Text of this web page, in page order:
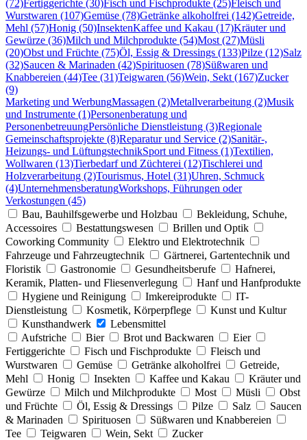
(72)Fertiggerichte (30)Fisch und Fischprodukte (25)Fleisch und
Wurstwaren (107)Gemüse (78)Getränke alkoholfrei (142)Getreide,
Mehl (57)Honig (50)InsektenKaffee und Kakau (17)Kräuter und
Gewürze (36)Milch und Milchprodukte (54)Most (27)Müsli
(20)Obst und Früchte (75)Öl, Essig & Dressings (133)Pilze (12)Salz
(32)Saucen & Marinaden (42)Spirituosen (78)Süßwaren und
Knabbereien (44)Tee (31)Teigwaren (56)Wein, Sekt (167)Zucker
(9)
Marketing und WerbungMassagen (2)Metallverarbeitung (2)Musik
und Instrumente (1)Personenberatung und
PersonenbetreuungPersönliche Dienstleistung (3)Regionale
Gemeinschaftsprojekte (8)Reparatur und Service (2)Sanitär-,
Heizungs- und LüftungstechnikSport und Fitness (1)Textilien,
Wollwaren (13)Tierbedarf und Züchterei (12)Tischlerei und
Holzverarbeitung (2)Tourismus, Hotel (31)Uhren, Schmuck
(4)UnternehmensberatungWorkshops, Führungen oder
Verkostungen (45)
Bau, Bauhilfsgewerbe und Holzbau
Bekleidung, Schuhe,
Accessoires
Bestattungswesen
Brillen und Optik
Coworking Community
Elektro und Elektrotechnik
Fahrzeuge und Fahrzeugtechnik
Gärtnerei, Gartentechnik und
Floristik
Gastronomie Gesundheitsberufe
Hafnerei,
Keramik, Platten- und Fliesenverlegung
Hanf und Hanfprodukte
Hygiene und Reinigung
Imkereiprodukte
IT-
Dienstleistung
Kosmetik, Körperpflege
Kunst und Kultur
Kunsthandwerk
Lebensmittel
Aufstriche
Bier Brot und Backwaren
Eier
Fertiggerichte
Fisch und Fischprodukte
Fleisch und
Wurstwaren
Gemüse Getränke alkoholfrei
Getreide,
Mehl
Honig Insekten Kaffee und Kakau
Kräuter und
Gewürze
Milch und Milchprodukte Most Müsli
Obst
und Früchte
Öl, Essig & Dressings Pilze Salz
Saucen
& Marinaden
Spirituosen
Süßwaren und Knabbereien
Tee
Teigwaren Wein, Sekt
Zucker